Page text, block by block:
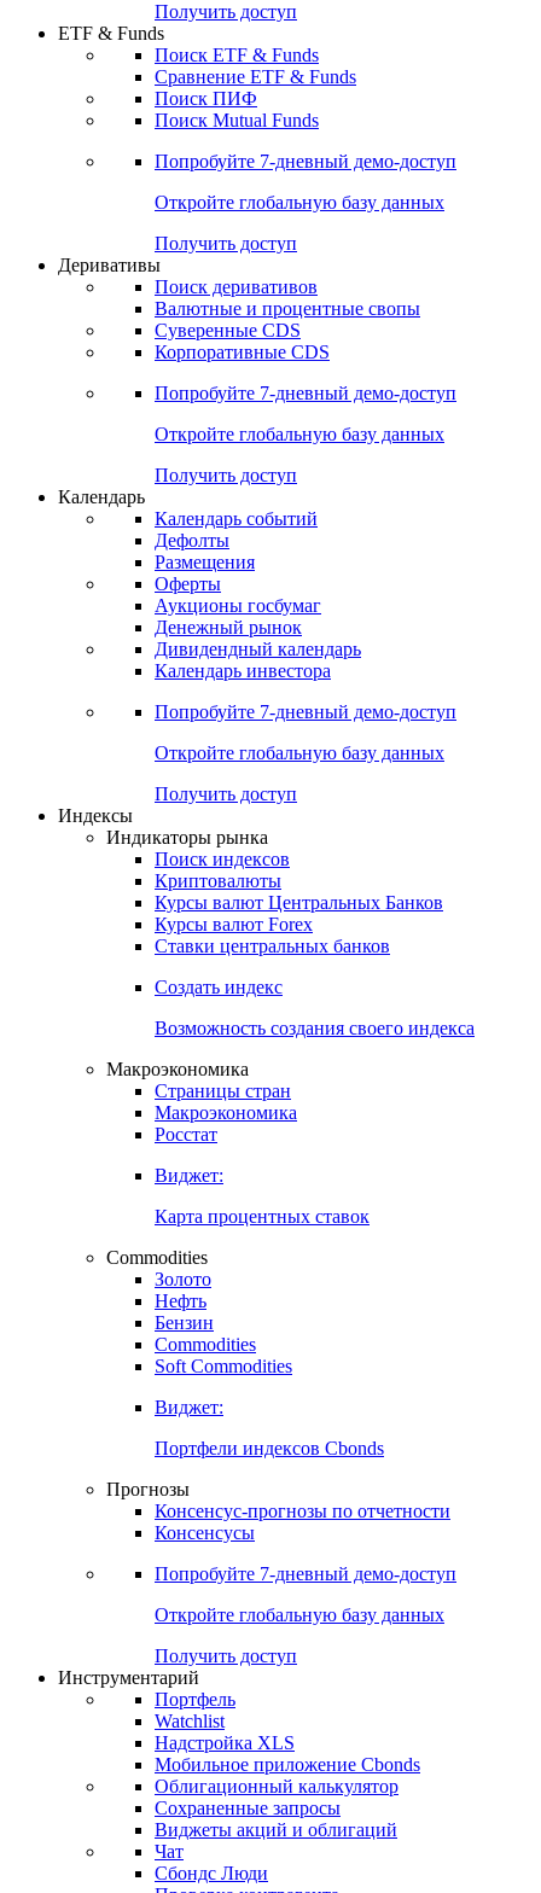
Получить доступ
ETF & Funds
Поиск ETF & Funds
Сравнение ETF & Funds
Поиск ПИФ
Поиск Mutual Funds
Попробуйте 7-дневный демо-доступ
Откройте глобальную базу данных
Получить доступ
Деривативы
Поиск деривативов
Валютные и процентные свопы
Суверенные CDS
Корпоративные CDS
Попробуйте 7-дневный демо-доступ
Откройте глобальную базу данных
Получить доступ
Календарь
Календарь событий
Дефолты
Размещения
Оферты
Аукционы госбумаг
Денежный рынок
Дивидендный календарь
Календарь инвестора
Попробуйте 7-дневный демо-доступ
Откройте глобальную базу данных
Получить доступ
Индексы
Индикаторы рынка
Поиск индексов
Криптовалюты
Курсы валют Центральных Банков
Курсы валют Forex
Ставки центральных банков
Создать индекс
Возможность создания своего индекса
Макроэкономика
Страницы стран
Макроэкономика
Росстат
Виджет:
Карта процентных ставок
Commodities
Золото
Нефть
Бензин
Commodities
Soft Commodities
Виджет:
Портфели индексов Cbonds
Прогнозы
Консенсус-прогнозы по отчетности
Консенсусы
Попробуйте 7-дневный демо-доступ
Откройте глобальную базу данных
Получить доступ
Инструментарий
Портфель
Watchlist
Надстройка XLS
Мобильное приложение Cbonds
Облигационный калькулятор
Сохраненные запросы
Виджеты акций и облигаций
Чат
Сбондс Люди